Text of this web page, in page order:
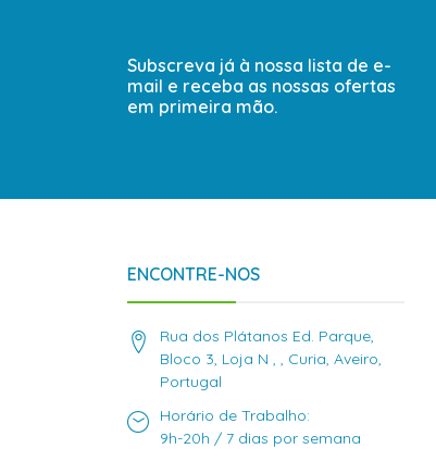
Subscreva já à nossa lista de e-
mail e receba as nossas ofertas
em primeira mão.
ENCONTRE-NOS
Rua dos Plátanos Ed. Parque,
Bloco 3, Loja N , , Curia, Aveiro,
Portugal
Horário de Trabalho:
9h-20h / 7 dias por semana